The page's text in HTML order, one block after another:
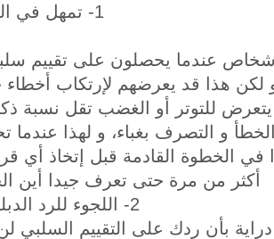
1- تمهل في الرد
عندما يحصلون على تقييم سلبي
لكن هذا قد يعرضهم لإرتكاب
و التصرف بغباء، و لهذا
في الخطوة القادمة قبل إتخاذ أي
أكثر من مرة حتى تعرف جيدا أين
2- اللجوء للرد الدبلوماسي
بأن ردك على التقييم